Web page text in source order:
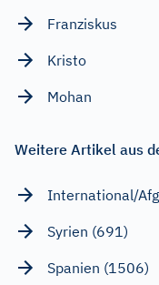
Franziskus
Kristo
Mohan
Weitere Artikel aus
International/
Syrien (691)
Spanien (1506)